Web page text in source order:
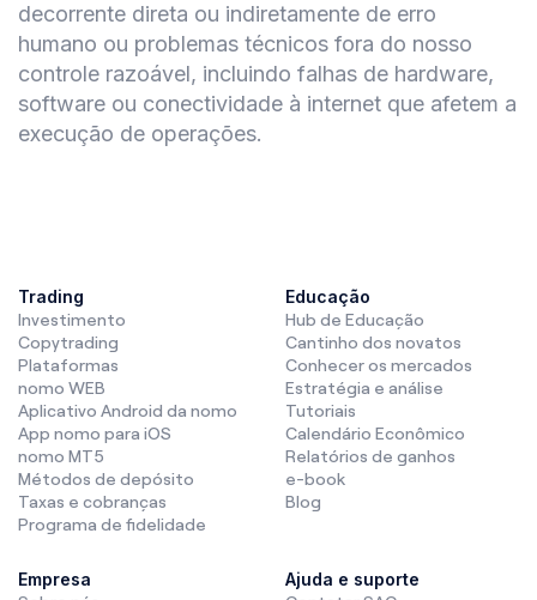
decorrente direta ou indiretamente de erro
humano ou problemas técnicos fora do nosso
controle razoável, incluindo falhas de hardware,
software ou conectividade à internet que afetem a
execução de operações.
Trading
Investimento
Copytrading
Plataformas
nomo WEB
Aplicativo Android da nomo
App nomo para iOS
nomo MT5
Métodos de depósito
Taxas e cobranças
Programa de fidelidade
Educação
Hub de Educação
Cantinho dos novatos
Conhecer os mercados
Estratégia e análise
Tutoriais
Calendário Econômico
Relatórios de ganhos
e-book
Blog
Empresa
Ajuda e suporte